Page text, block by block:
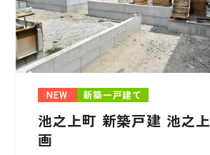
NEW 新築一戸建て
池之上町 新築戸建 池之
画